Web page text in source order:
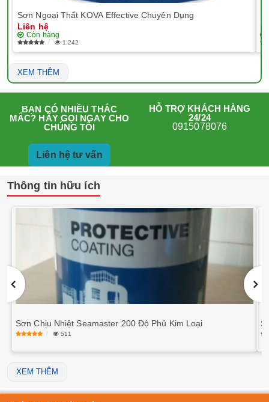
Sơn Ngoại Thất KOVA Effective Chuyên Dụng
Liên hệ
Còn hàng
1,242
XEM THÊM
BẠN CÓ NHIỀU THẮC
MẮC? HÃY GỌI NGAY CHO
CHÚNG TÔI
HỖ TRỢ KHÁCH HÀNG
24/24
0915078076
Liên hệ tư vấn
Thông tin hữu ích
Sơn Chịu Nhiệt Seamaster 200 Độ Phủ Kim Loại
511
XEM THÊM